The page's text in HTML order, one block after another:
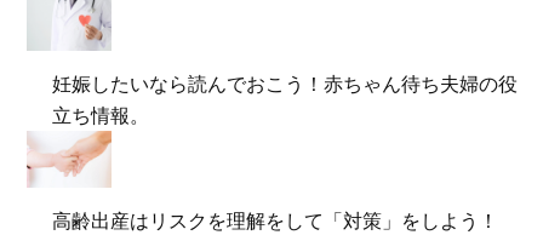
妊娠したいなら読んでおこう！赤ちゃん待ち夫婦の役
立ち情報。
高齢出産はリスクを理解をして「対策」をしよう！